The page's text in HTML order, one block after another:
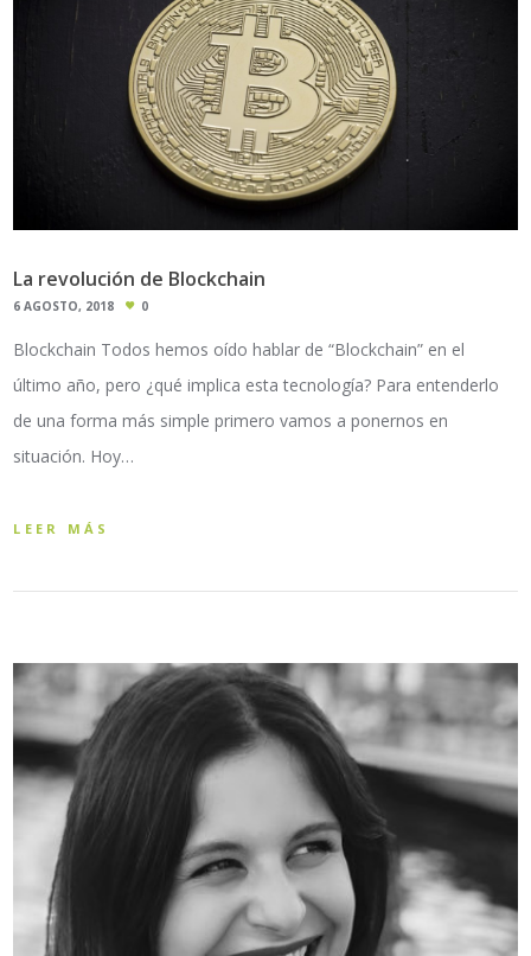
La revolución de Blockchain
6 AGOSTO, 2018 0
Blockchain Todos hemos oído hablar de “Blockchain” en el
último año, pero ¿qué implica esta tecnología? Para entenderlo
de una forma más simple primero vamos a ponernos en
situación. Hoy…
LEER MÁS